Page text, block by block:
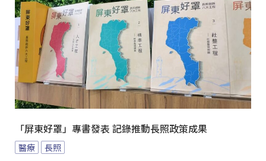
「屏東好罩」專書發表 記錄推動長照政策成果
醫療 長照